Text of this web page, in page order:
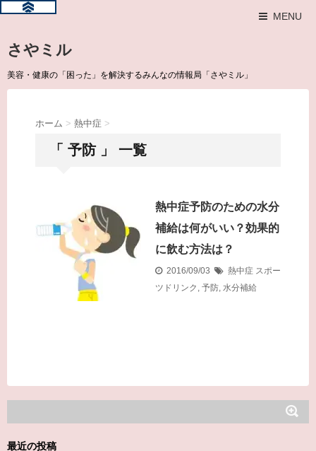
MENU
さやミル
美容・健康の「困った」を解決するみんなの情報局「さやミル」
ホーム > 熱中症 >
「 予防 」 一覧
熱中症予防のための水分
補給は何がいい？効果的
に飲む方法は？
2016/09/03 熱中症 スポー
ツドリンク , 予防, 水分補給
最近の投稿